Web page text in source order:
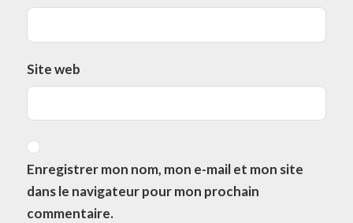
Site web
Enregistrer mon nom, mon e-mail et mon site
dans le navigateur pour mon prochain
commentaire.